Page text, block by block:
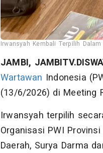
Irwansyah Kembali Terpilih
JAMBI,
Wartawan Indonesia
(13/6/2026) di Meeting
Irwansyah terpilih
Organisasi PWI
Daerah, Surya Darma